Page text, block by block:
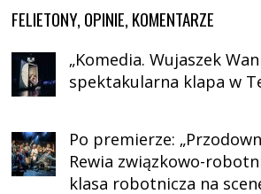
FELIETONY, OPINIE, KOMENTARZE
„Komedia. Wujaszek
spektakularna klapa w
Po premierze:
Rewia związkowo-
klasa robotnicza na